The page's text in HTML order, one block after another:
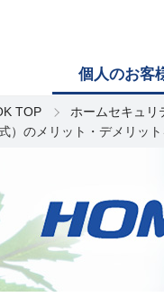
個人のお客
TOP ホームセキュリ
）のメリット・デメリット